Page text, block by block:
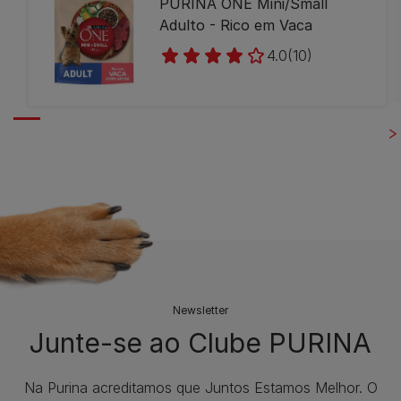
Adulto - Rico em Vaca
4.0(10)
Newsletter
Junte-se ao Clube PURINA
Na Purina acreditamos que Juntos Estamos Melhor. O